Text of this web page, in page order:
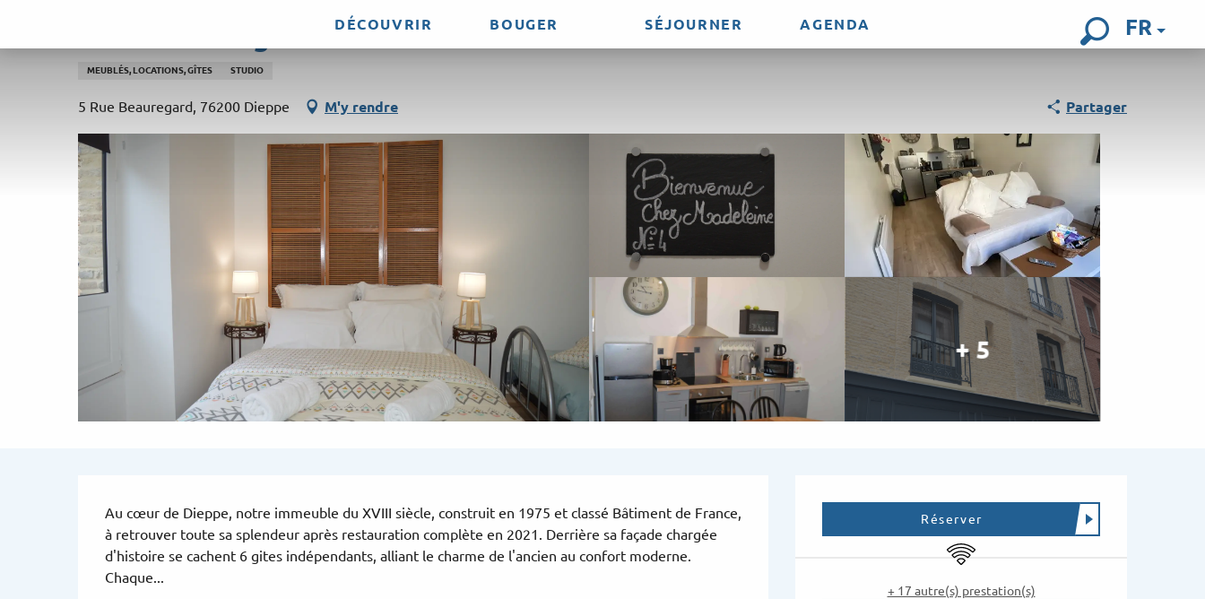
contenu
FR
DÉCOUVRIR BOUGER SÉJOURNER AGENDA
Gites beauregard - Gîte Madeleine
MEUBLÉS, LOCATIONS, GÎTES STUDIO
5 Rue Beauregard, 76200 Dieppe M'y rendre Partager
+ 5
Ouverture et
Réserver
WiFi
+ 17 autre(s) prestation(s)
Description
Au cœur de Dieppe, notre immeuble du XVIII siècle, construit en 1975 et classé Bâtiment de France,
à retrouver toute sa splendeur après restauration complète en 2021. Derrière sa façade chargée
d'histoire se cachent 6 gites indépendants, alliant le charme de l'ancien au confort moderne.
Chaque...